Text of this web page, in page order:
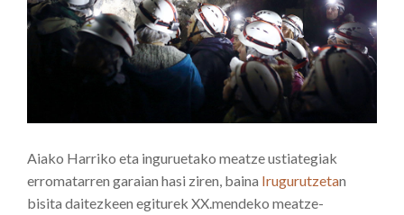
Aiako Harriko eta inguruetako meatze ustiategiak
erromatarren garaian hasi ziren, baina Irugurutzetan
bisita daitezkeen egiturek XX.mendeko meatze-